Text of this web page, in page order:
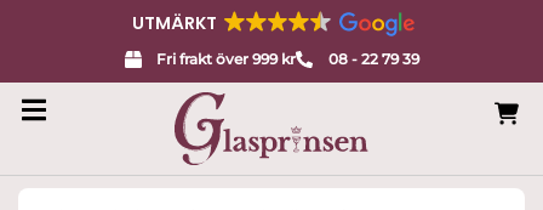
UTMÄRKT
Fri frakt över 999 kr 08 - 22 79 39
Search